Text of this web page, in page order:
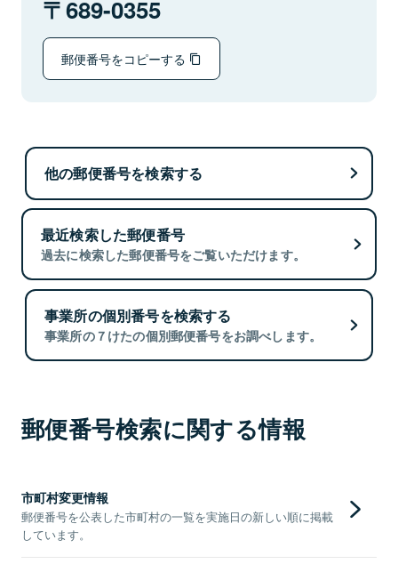
689-0355
郵便番号をコピーする
他の郵便番号を検索する
最近検索した郵便番号
過去に検索した郵便番号をご覧いただけます。
事業所の個別番号を検索する
事業所の７けたの個別郵便番号をお調べします。
郵便番号検索に関する情報
市町村変更情報
郵便番号を公表した市町村の一覧を実施日の新しい順に掲載
しています。